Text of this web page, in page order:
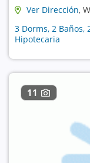
Ver Dirección,
3 Dorms, 2 Baños,
Hipotecaria
11